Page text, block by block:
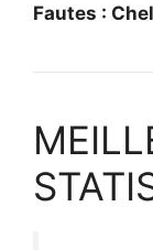
Fautes :